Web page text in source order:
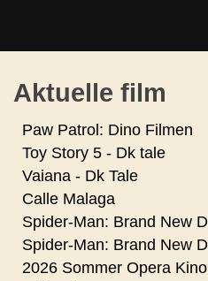
Aktuelle film
Paw Patrol: Dino Filmen
Toy Story 5 - Dk tale
Vaiana - Dk Tale
Calle Malaga
Spider-Man: Brand New
Spider-Man: Brand New
2026 Sommer Opera